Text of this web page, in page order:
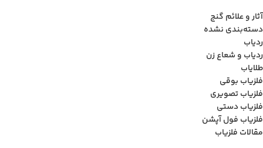
آثار و علائم گنج
دسته‌بندی نشده
ردیاب
ردیاب و شعاع زن
طلایاب
فلزیاب بوقی
فلزیاب تصویری
فلزیاب دستی
فلزیاب فول آپشن
مقالات فلزیاب